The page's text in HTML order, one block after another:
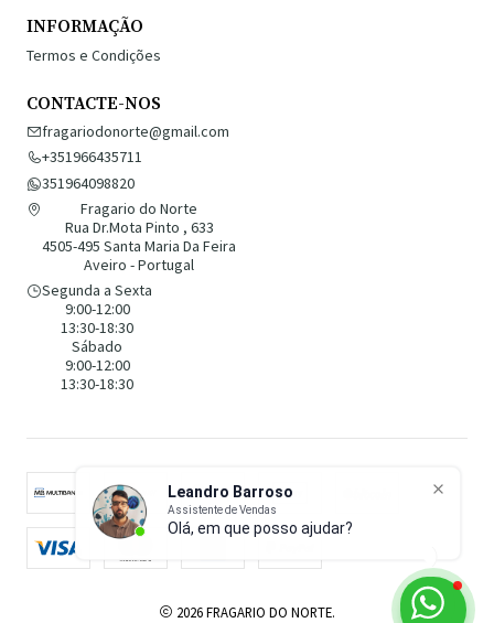
Leandro Barroso
Assistente de Vendas
Olá, em que posso ajudar?
INFORMAÇÃO
Termos e Condições
CONTACTE-NOS
fragariodonorte@gmail.com
+351966435711
351964098820
Fragario do Norte
Rua Dr.Mota Pinto , 633
4505-495 Santa Maria Da Feira
Aveiro - Portugal
Segunda a Sexta
9:00-12:00
13:30-18:30
Sábado
9:00-12:00
13:30-18:30
2026 FRAGARIO DO NORTE.